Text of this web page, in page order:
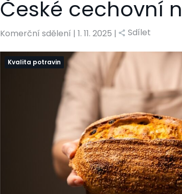
České cechovní
Komerční sdělení | 1. 11. 2025 | Sdílet
Kvalita potravin